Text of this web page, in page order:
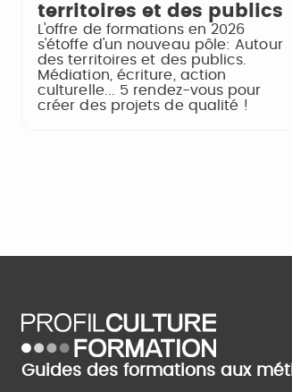
territoires et des publics
L'offre de formations en 2026
s'étoffe d'un nouveau pôle: Autour
des territoires et des publics.
Médiation, écriture, action
culturelle... 5 rendez-vous pour
créer des projets de qualité !
Guides des formations aux